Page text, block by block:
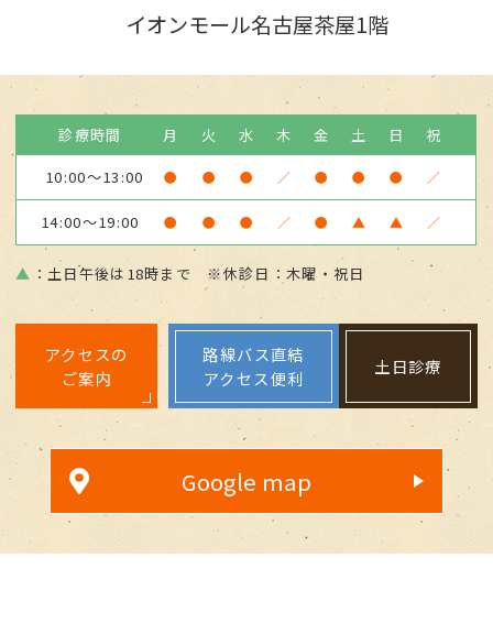
イオンモール名古屋茶屋1階
診療時間 月 火 水 木 金 土 日
祝
10:00～13:00
● ● ● ／ ● ● ● ／
14:00～19:00 ● ● ● ／ ● ▲ ▲ ／
▲ ：土日午後は18時まで ※休診日：木曜・祝日
アクセスの
ご案内
路線バス直結
アクセス便利
土日診療
Google map